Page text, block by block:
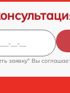
заявку" Вы